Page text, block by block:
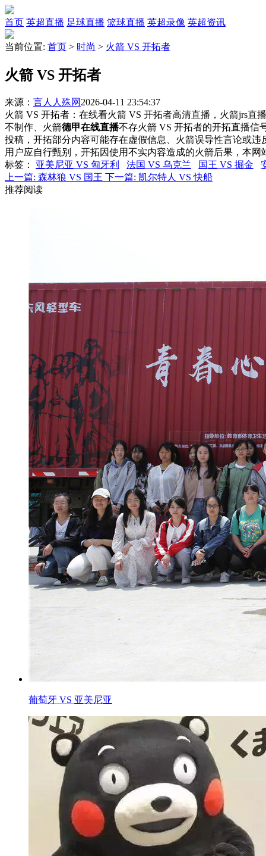
首页 英超直播 足球直播 篮球直播 英超录像 英超资讯
当前位置: 首页 > 时尚 > 火箭 VS 开拓者
火箭 VS 开拓者
来源： 言人人殊网 2026-04-11 23:54:37
火箭 VS 开拓者：在线看火箭 VS 开拓者高清直播，火箭jrs直
不制作、火箭德甲在线直播不存火箭 VS 开拓者的开拓直播信
投稿，开拓部分内容可能存在虚假信息、火箭误导性言论或
用户应自行甄别，开拓因使用不实内容造成的火箭后果，本网
标签 ： 亚美尼亚 VS 匈牙利 法国 VS 乌克兰 国王 VS 掘金
上一篇: 森林狼 VS 国王 下一篇: 凯尔特人 VS 快船
推荐阅读
葡萄牙 VS 亚美尼亚